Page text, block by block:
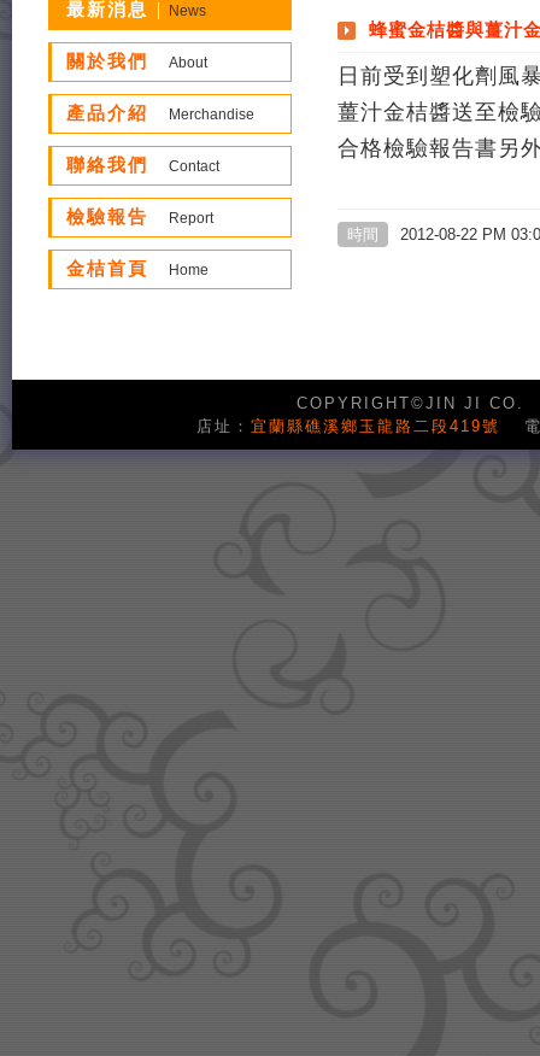
最新消息 News
關於我們 About
產品介紹 Merchandise
聯絡我們 Contact
檢驗報告 Report
金桔首頁 Home
蜂蜜金桔醬與薑汁
日前受到塑化劑風
薑汁金桔醬送至檢
合格檢驗報告書另
時間 2012-08-22 PM
COPYRIGHT©JIN JI CO.
店址： 宜蘭縣礁溪鄉玉龍路二段419號